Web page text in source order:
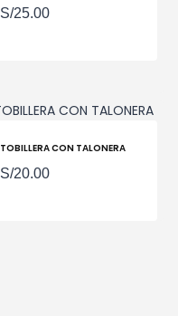
S/25.00
TOBILLERA CON TALONERA
S/20.00